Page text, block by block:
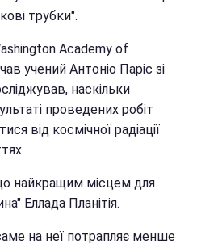
трубки".
Academy of
учений Антоніо Паріс зі
наскільки
проведених робіт
від космічної радіації
найкращим місцем для
Еллада Планітія.
на неї потрапляє менше